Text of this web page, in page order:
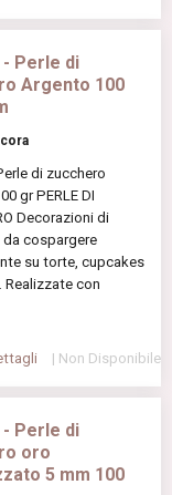
Perle di
Argento 100
di zucchero
gr PERLE DI
Decorazioni di
da cospargere
su torte, cupcakes
con
| Non Disponibile
Perle di
oro
5 mm 100